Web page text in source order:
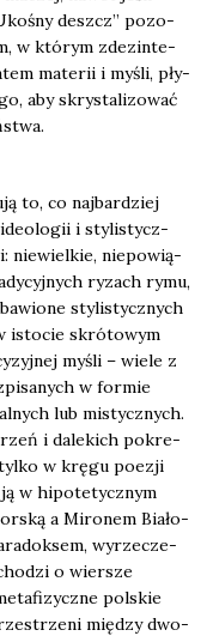
deszcz” pozo­
w któ­rym zdez­in­te­
mate­rii i myśli, pły­
aby skry­sta­li­zo­wać
to, co naj­bar­dziej
ide­olo­gii i sty­li­stycz­
nie­wiel­kie, nie­po­wią­
ryzach rymu,
sty­li­stycz­nych
isto­cie skró­to­wym
myśli – wie­le z
w for­mie
lub mistycz­nych.
i dale­kich pokre­
w krę­gu poezji
w hipo­te­tycz­nym
a Miro­nem Bia­ło­
wyrze­cze­
o wier­sze
pol­skie
mię­dzy dwo­